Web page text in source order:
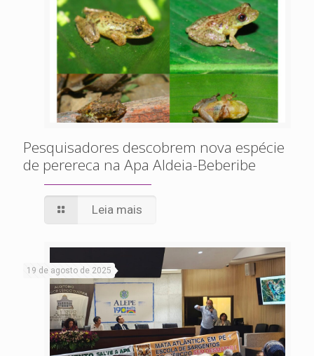
Pesquisadores descobrem nova espécie
de perereca na Apa Aldeia-Beberibe
Leia mais
19 de agosto de 2025